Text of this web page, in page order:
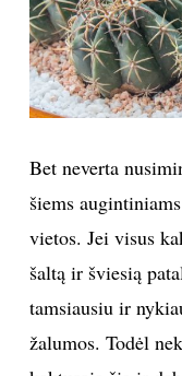
Bet neverta
šiems
vietos. Jei visus
šaltą ir šviesią
tamsiausiu ir
žalumos. Todėl